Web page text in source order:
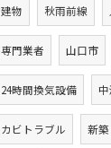
建物 秋雨前線
専門業者 山口市
24時間換気設備
カビトラブル 新築